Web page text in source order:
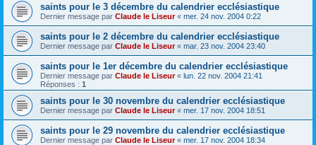
saints pour le 3 décembre du calendrier ecclésiastique
Dernier message par Claude le Liseur« mer. 24 nov. 2004 0:22
saints pour le 2 décembre du calendrier ecclésiastique
Dernier message par Claude le Liseur« mar. 23 nov. 2004 23:40
saints pour le 1er décembre du calendrier ecclésiastique
Dernier message par Claude le Liseur« lun. 22 nov. 2004 21:41
Réponses : 1
saints pour le 30 novembre du calendrier ecclésiastique
Dernier message par Claude le Liseur« mer. 17 nov. 2004 18:51
saints pour le 29 novembre du calendrier ecclésiastique
Dernier message par Claude le Liseur« mer. 17 nov. 2004 18:34